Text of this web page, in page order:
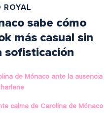
ROYAL
sabe cómo
más casual sin
sofisticación
de Mónaco ante la ausencia
calma de Carolina de Mónaco